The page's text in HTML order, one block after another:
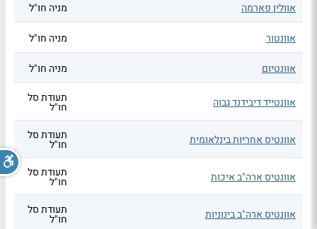
אוולין פארמה מניה חו"ל
אוונטור מניה חו"ל
אוונטיום מניה חו"ל
אוונטייד דיבידנד גבוה תעודת סל
חו"ל
אוונטיס אחריות בינלאומית תעודת סל
חו"ל
אוונטיס ארה"ב איכות תעודת סל
חו"ל
אוונטיס ארה"ב בינוניות תעודת סל
חו"ל